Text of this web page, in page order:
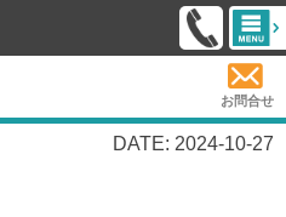
お問合せ
DATE: 2024-10-27